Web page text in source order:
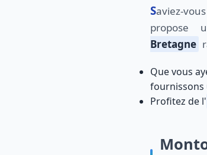
Saviez-vous que l'équipe de Vitrierducoin.fr vous
propose
Bretagne
Que vous
fournissons
Profitez de l'